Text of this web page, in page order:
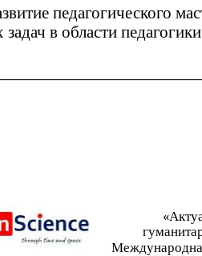
педагогического
в области